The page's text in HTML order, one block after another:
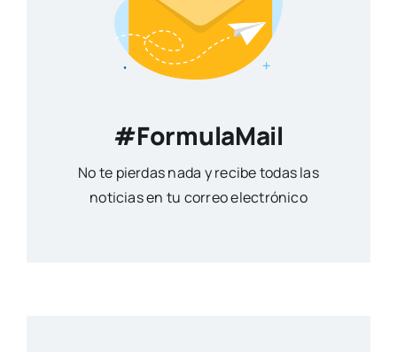
#FormulaMail
No te pierdas nada y recibe todas las
noticias en tu correo electrónico